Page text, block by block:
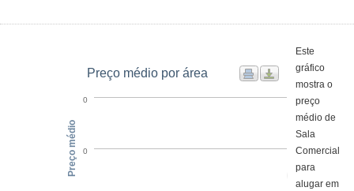
Preço médio por área
0
0
Preço médio
Este
gráfico
mostra o
preço
médio de
Sala
Comercial
para
alugar em